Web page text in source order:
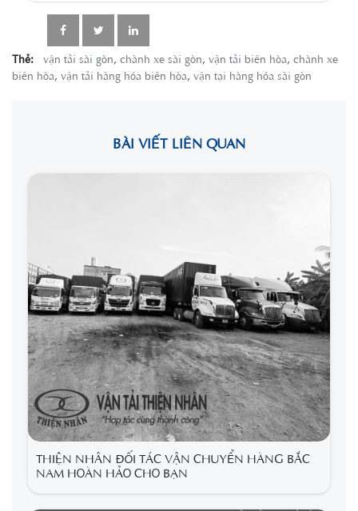
Thẻ: vận tải sài gòn, chành xe sài gòn, vận tải biên hòa, chành xe
biên hòa, vận tải hàng hóa biên hòa, vận tại hàng hóa sài gòn
BÀI VIẾT LIÊN QUAN
THIỆN NHÂN ĐỐI TÁC VẬN CHUYỂN HÀNG BẮC
NAM HOÀN HẢO CHO BẠN